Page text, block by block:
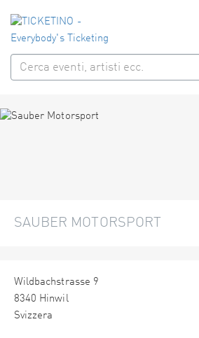
SAUBER MOTORSPORT
Wildbachstrasse 9
8340 Hinwil
Svizzera